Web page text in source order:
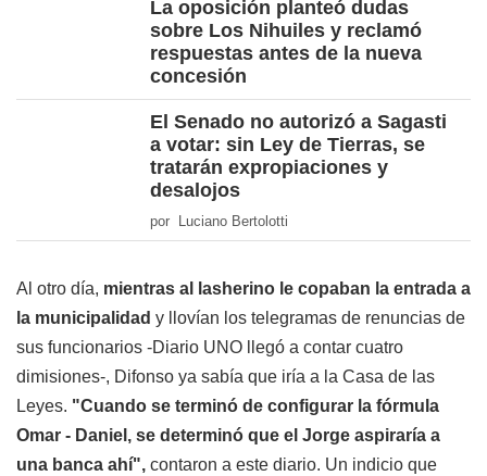
La oposición planteó dudas
sobre Los Nihuiles y reclamó
respuestas antes de la nueva
concesión
El Senado no autorizó a Sagasti
a votar: sin Ley de Tierras, se
tratarán expropiaciones y
desalojos
por Luciano Bertolotti
Al otro día, mientras al lasherino le copaban la entrada a
la municipalidad y llovían los telegramas de renuncias de
sus funcionarios -Diario UNO llegó a contar cuatro
dimisiones-, Difonso ya sabía que iría a la Casa de las
Leyes. "Cuando se terminó de configurar la fórmula
Omar - Daniel, se determinó que el Jorge aspiraría a
una banca ahí", contaron a este diario. Un indicio que